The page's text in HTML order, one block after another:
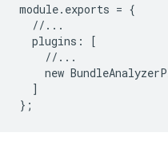
module. exports = {
//...
plugins :
[
//...
new
]
};